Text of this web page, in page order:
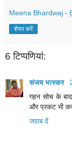
Meena Bhardwaj -
शेयर करें
6 टिप्‍पणियां:
संजय भास्‍कर
गहन सोच के
और प्रकट भी
जवाब दें